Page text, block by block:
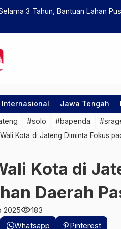
3 Tahun, Bantuan Lahan
Internasional Jawa Tengah
#solo #bapenda
Kota di Jateng Diminta Fokus
Kota di
Daerah
2025visibility183
Whatsapp Pinterest